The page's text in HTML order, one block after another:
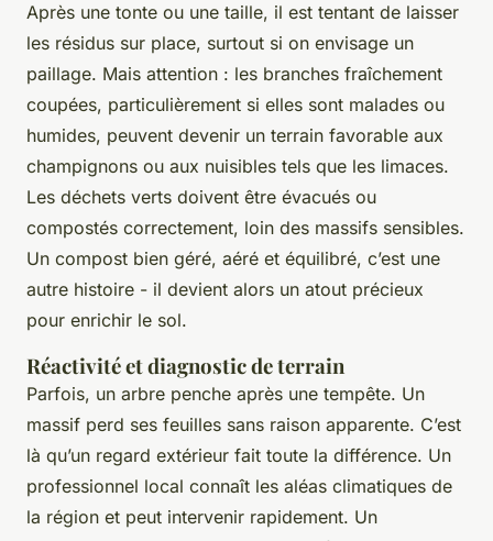
Après une tonte ou une taille, il est tentant de laisser
les résidus sur place, surtout si on envisage un
paillage. Mais attention : les branches fraîchement
coupées, particulièrement si elles sont malades ou
humides, peuvent devenir un terrain favorable aux
champignons ou aux nuisibles tels que les limaces.
Les déchets verts doivent être évacués ou
compostés correctement, loin des massifs sensibles.
Un compost bien géré, aéré et équilibré, c’est une
autre histoire - il devient alors un atout précieux
pour enrichir le sol.
Réactivité et diagnostic de terrain
Parfois, un arbre penche après une tempête. Un
massif perd ses feuilles sans raison apparente. C’est
là qu’un regard extérieur fait toute la différence. Un
professionnel local connaît les aléas climatiques de
la région et peut intervenir rapidement. Un